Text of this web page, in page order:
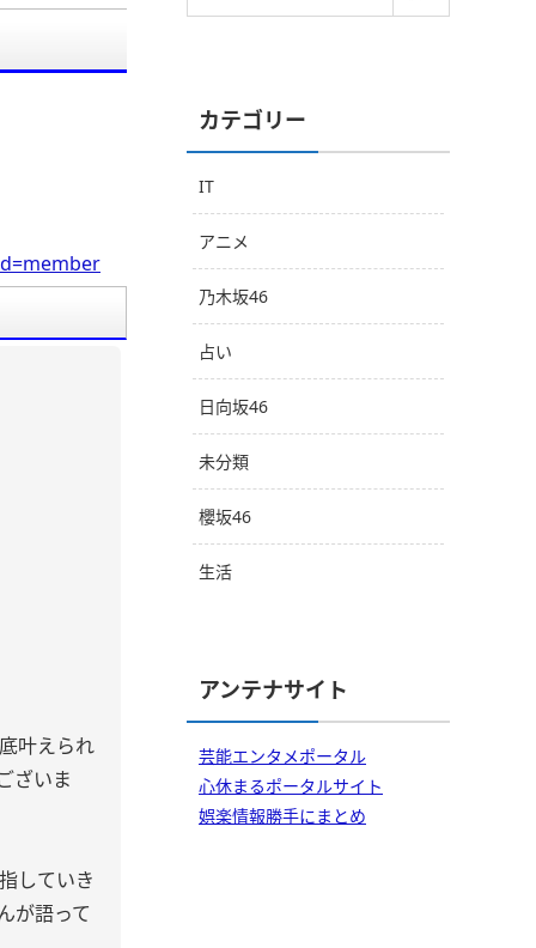
叶えられ
ざいま
していき
が語って
カテゴリー
IT
アニメ
乃木坂46
占い
日向坂46
未分類
櫻坂46
生活
アンテナサイト
芸能エンタメポータル
心休まるポータルサイト
娯楽情報勝手にまとめ